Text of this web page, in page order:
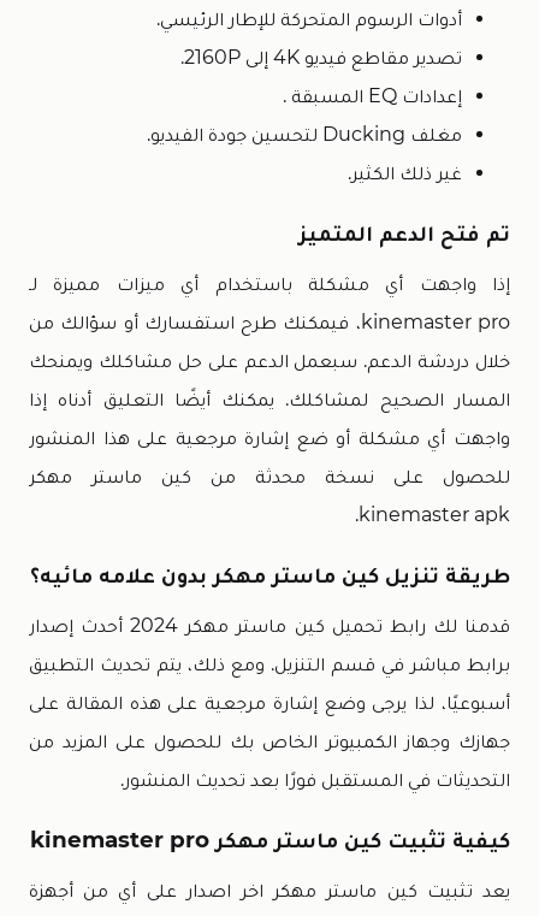
أدوات الرسوم المتحركة للإطار الرئيسي.
تصدير مقاطع فيديو 4K إلى 2160P.
إعدادات EQ المسبقة .
مغلف Ducking لتحسين جودة الفيديو.
غير ذلك الكثير.
تم فتح الدعم المتميز
إذا واجهت أي مشكلة باستخدام أي ميزات مميزة لـ
kinemaster pro، فيمكنك طرح استفسارك أو سؤالك من
خلال دردشة الدعم. سبعمل الدعم على حل مشاكلك ويمنحك
المسار الصحيح لمشاكلك. يمكنك أيضًا التعليق أدناه إذا
واجهت أي مشكلة أو ضع إشارة مرجعية على هذا المنشور
للحصول على نسخة محدثة من كين ماستر مهكر
kinemaster apk.
طريقة تنزيل كين ماستر مهكر بدون علامه مائيه؟
قدمنا ​​لك رابط تحميل كين ماستر مهكر 2024 أحدث إصدار
برابط مباشر في قسم التنزيل. ومع ذلك، يتم تحديث التطبيق
أسبوعيًا، لذا يرجى وضع إشارة مرجعية على هذه المقالة على
جهازك وجهاز الكمبيوتر الخاص بك للحصول على المزيد من
التحديثات في المستقبل فورًا بعد تحديث المنشور.
كيفية تثبيت كين ماستر مهكر kinemaster pro
يعد تثبيت كين ماستر مهكر اخر اصدار على أي من أجهزة